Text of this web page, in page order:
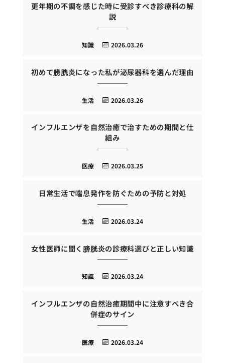
更年期の不調を感じた時に受診すべき診療科の解
説
2026.03.26
知識
初めて膀胱炎になった私が泌尿器科を選んだ理由
2026.03.26
生活
インフルエンザを自然治癒で治すための期間と仕
組み
2026.03.25
医療
日常生活で喘息発作を防ぐための予防と対処
2026.03.24
生活
女性医師に聞く膀胱炎の診療科選びと正しい知識
2026.03.24
知識
インフルエンザの自然治癒期間中に注意すべき合
併症のサイン
2026.03.24
医療